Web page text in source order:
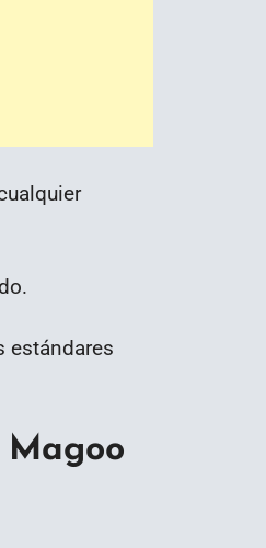
estándares
Magoo